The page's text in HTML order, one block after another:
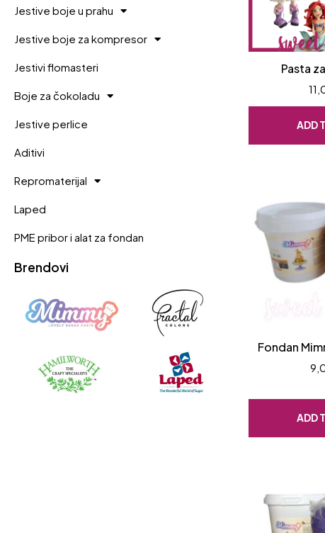
Jestive boje u prahu
Jestive boje za kompresor
Jestivi flomasteri
Boje za čokoladu
Jestive perlice
Aditivi
Repromaterijal
Laped
PME pribor i alat za fondan
Brendovi
Pasta
ADD
Fondan
ADD